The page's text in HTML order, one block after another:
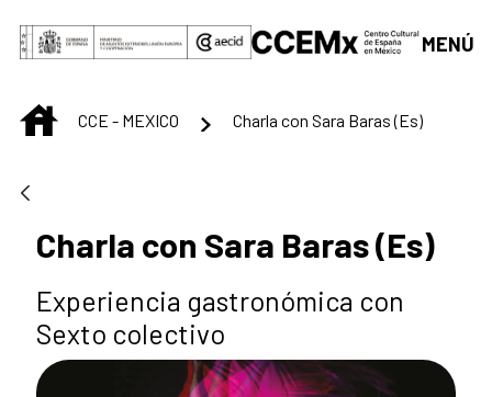
Saltar al contenido principal
MENÚ
INICIOCCE - MEXICO Charla con Sara Baras (Es)
Charla con Sara Baras (Es)
Experiencia gastronómica con
Sexto colectivo